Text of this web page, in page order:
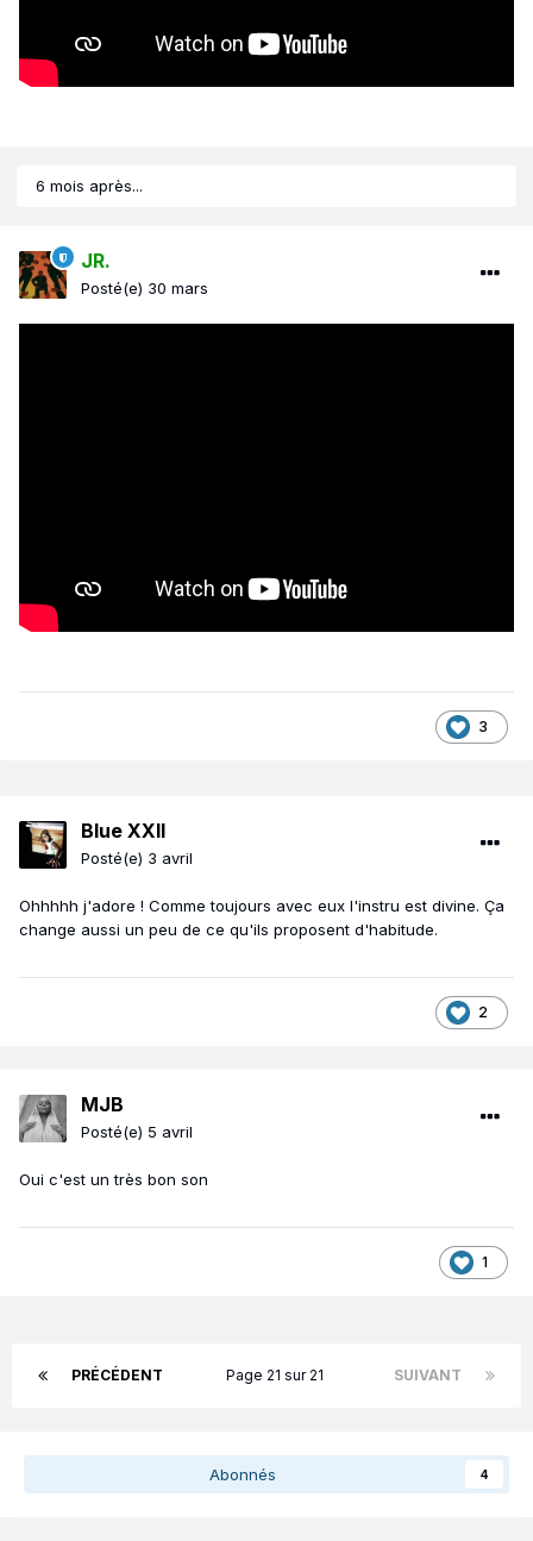
6 mois après...
JR.
Posté(e) 30 mars
3
Blue XXII
Posté(e) 3 avril
Ohhhhh j'adore ! Comme toujours avec eux l'instru est divine. Ça
change aussi un peu de ce qu'ils proposent d'habitude.
2
MJB
Posté(e) 5 avril
Oui c'est un très bon son
1
PRÉCÉDENT SUIVANT
Page 21 sur 21
Abonnés 4